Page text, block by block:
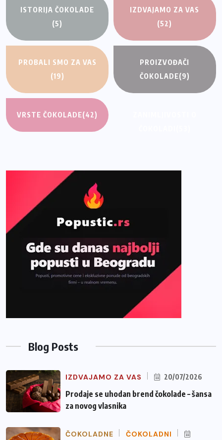
ISTORIJA ČOKOLADE
(5)
IZDVAJAMO ZA VAS
(52)
PROBALI SMO ZA VAS
(19)
PROIZVOĐAČI
ČOKOLADE(9)
VRSTE ČOKOLADE(42)
Blog Posts
IZDVAJAMO ZA VAS 20/07/2026
Prodaje se uhodan brend čokolade – šansa
za novog vlasnika
ČOKOLADNE ČOKOLADNI